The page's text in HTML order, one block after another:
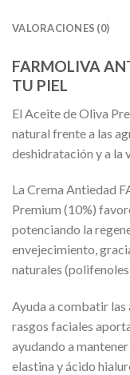
VALORACIONES (0)
FARMOLIVA
TU PIEL
El Aceite de Oliva
natural frente a las
deshidratación y a la
La Crema Antiedad
Premium (10%)
potenciando la
envejecimiento,
naturales
Ayuda a combatir las
rasgos faciales
ayudando a
elastina y ácido